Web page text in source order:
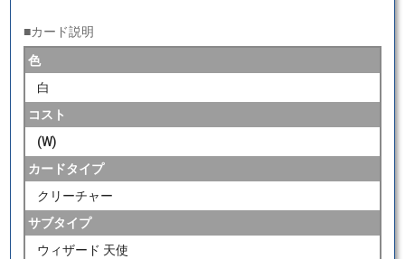
■カード説明
色
白
コスト
(W)
カードタイプ
クリーチャー
サブタイプ
ウィザード 天使